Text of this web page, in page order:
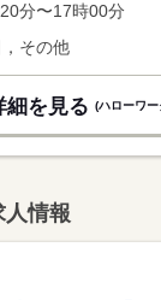
分〜17時00分
その他
細を見る (ハローワ
人情報